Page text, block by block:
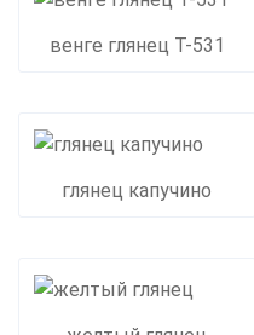
венге глянец Т-531
глянец капучино